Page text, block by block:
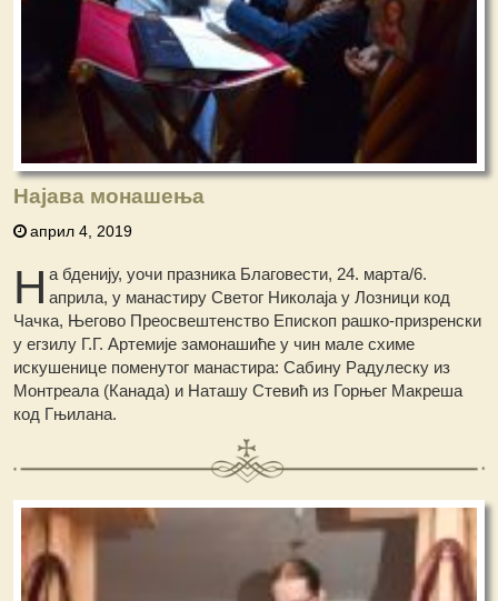
Најава монашења
април 4, 2019
Н а бденију, уочи празника Благовести, 24. марта/6.
априла, у манастиру Светог Николаја у Лозници код
Чачка, Његово Преосвештенство Епископ рашко-призренски
у егзилу Г.Г. Артемије замонашиће у чин мале схиме
искушенице поменутог манастира: Сабину Радулеску из
Монтреала (Канада) и Наташу Стевић из Горњег Макреша
код Гњилана.